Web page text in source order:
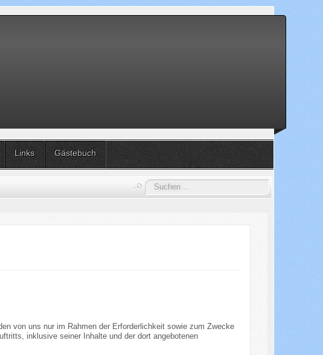
Links Gästebuch
Suchen
...
von uns nur im Rahmen der Erforderlichkeit sowie zum Zwecke
inklusive seiner Inhalte und der dort angebotenen